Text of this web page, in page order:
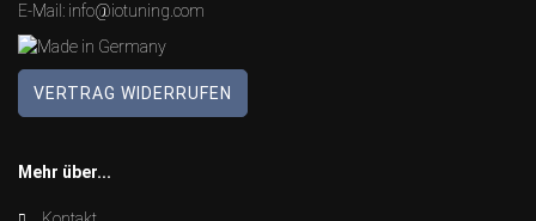
E-Mail: info@iotuning.com
VERTRAG WIDERRUFEN
Mehr über...